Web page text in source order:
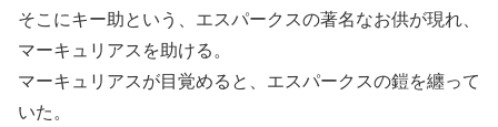
そこにキー助という、エスパークスの著名なお供が現れ、
マーキュリアスを助ける。
マーキュリアスが目覚めると、エスパークスの鎧を纏って
いた。